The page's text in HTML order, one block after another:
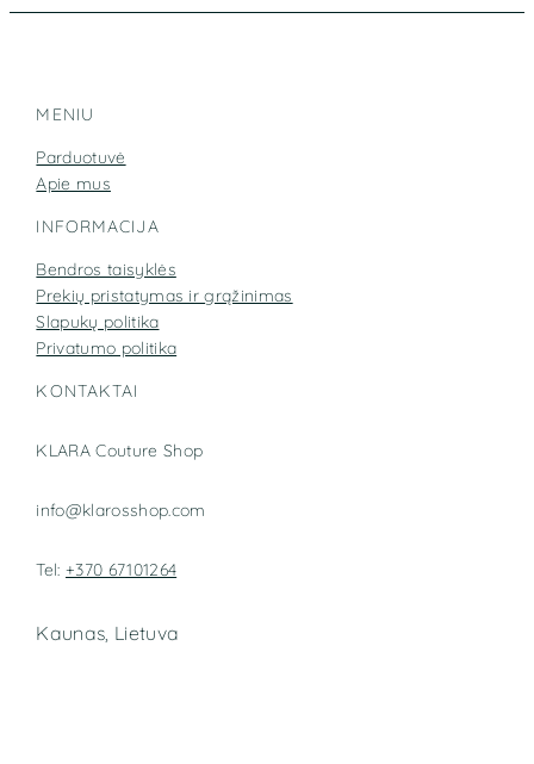
MENIU
Parduotuvė
Apie mus
INFORMACIJA
Bendros taisyklės
Prekių pristatymas ir grąžinimas
Slapukų politika
Privatumo politika
KONTAKTAI
KLARA Couture Shop
info@klarosshop.com
Tel: +370 67101264
Kaunas, Lietuva